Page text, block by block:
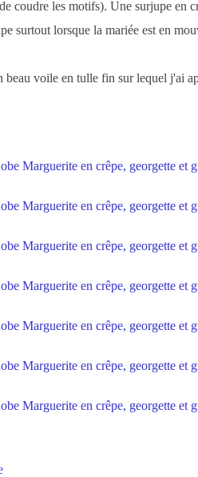
coudre les motifs). Une surjupe en
surtout lorsque la mariée est en
voile en tulle fin sur lequel j'ai